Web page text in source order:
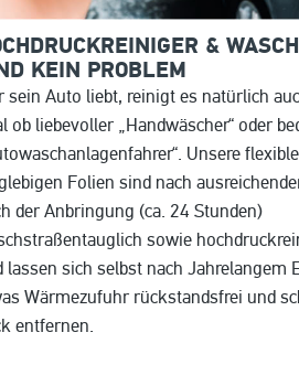
&
KEIN PROBLEM
sein Auto liebt, reinigt es natürlich
ob liebevoller „Handwäscher“ oder
Unsere
Folien sind nach
der Anbringung (ca. 24 Stunden)
sowie
lassen sich selbst nach Jahrelangem
Wärmezufuhr rückstandsfrei und
entfernen.